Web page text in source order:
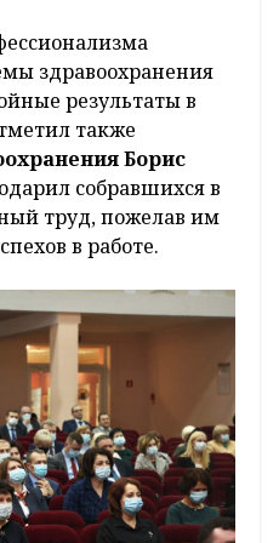
здравоохранения
результаты в
также
Борис
собравшихся в
труд, пожелав им
в работе.